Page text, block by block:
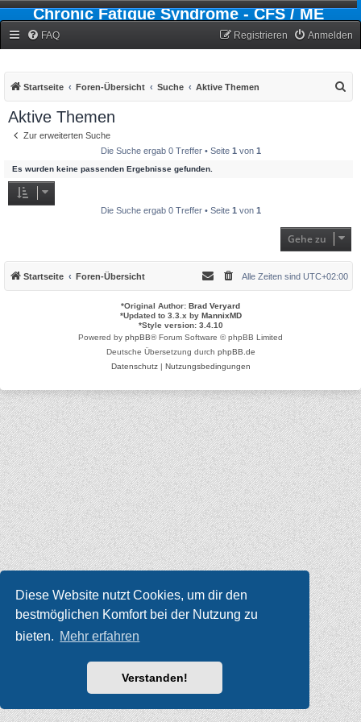
Diese Website nutzt Cookies, um dir den
bestmöglichen Komfort bei der Nutzung zu
bieten. Mehr erfahren
Verstanden!
Chronic Fatigue Syndrome - CFS / ME
FAQ Anmelden
Registrieren
Startseite Foren-Übersicht Suche Aktive Themen
Aktive Themen
Zur erweiterten Suche
Die Suche ergab 0 Treffer • Seite 1 von 1
Es wurden keine passenden Ergebnisse gefunden.
Die Suche ergab 0 Treffer • Seite 1 von 1
Gehe zu
Startseite Foren-Übersicht Alle Zeiten sind UTC+02:00
*Original Author: Brad Veryard
*Updated to 3.3.x by MannixMD
*Style version: 3.4.10
Powered by phpBB® Forum Software © phpBB Limited
Deutsche Übersetzung durch phpBB.de
Datenschutz| Nutzungsbedingungen